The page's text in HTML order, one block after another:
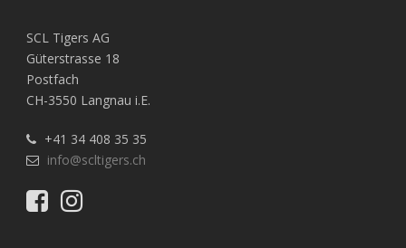
SCL Tigers AG
Güterstrasse 18
Postfach
CH-3550 Langnau i.E.
+41 34 408 35 35
info@scltigers.ch